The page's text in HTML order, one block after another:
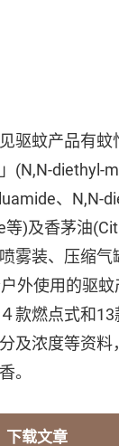
驱蚊产品有
」(N,N-diethyl-
、N,N-
)及香茅油
雾装、压缩
外使用的驱
款燃点式和
及浓度等资
。
下载文章